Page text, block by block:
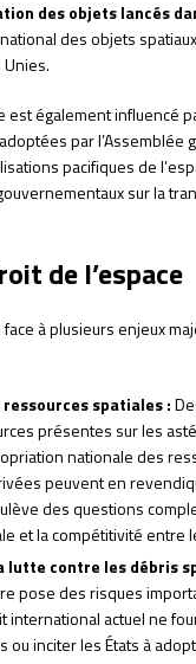
des objets lancés
des objets
est également influencé
par
pacifiques de
sur la
de l’espace
à plusieurs enjeux
spatiales :
présentes sur les
nationale des
peuvent en
des questions
et la compétitivité entre
contre les débris
pose des risques
international actuel ne
ou inciter les États à